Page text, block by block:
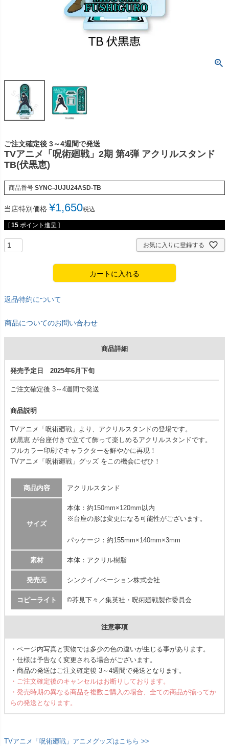
ご注文確定後 3～4週間で発送
TVアニメ「呪術廻戦」2期 第4弾 アクリルスタンド
TB(伏黒恵)
商品番号 SYNC-JUJU24ASD-TB
当店特別価格 ¥1,650税込
[ 15 ポイント進呈 ]
お気に入りに登録する
カートに入れる
返品特約について
商品についてのお問い合わせ
商品詳細
発売予定日 2025年6月下旬
ご注文確定後 3～4週間で発送
商品説明
TVアニメ「呪術廻戦」より、アクリルスタンドの登場です。
伏黒恵 が台座付きで立てて飾って楽しめるアクリルスタンドです。
フルカラー印刷でキャラクターを鮮やかに再現！
TVアニメ「呪術廻戦」グッズ をこの機会にぜひ！
商品内容 アクリルスタンド
サイズ
本体：約150mm×120mm以内
※台座の形は変更になる可能性がございます。
パッケージ：約155mm×140mm×3mm
素材 本体：アクリル樹脂
発売元 シンクイノベーション株式会社
コピーライト ©芥見下々／集英社・呪術廻戦製作委員会
注意事項
・ページ内写真と実物では多少の色の違いが生じる事があります。
・仕様は予告なく変更される場合がございます。
・商品の発送はご注文確定後 3～4週間で発送となります。
・ご注文確定後のキャンセルはお断りしております。
・発売時期の異なる商品を複数ご購入の場合、全ての商品が揃ってか
らの発送となります。
TVアニメ「呪術廻戦」アニメグッズはこちら >>